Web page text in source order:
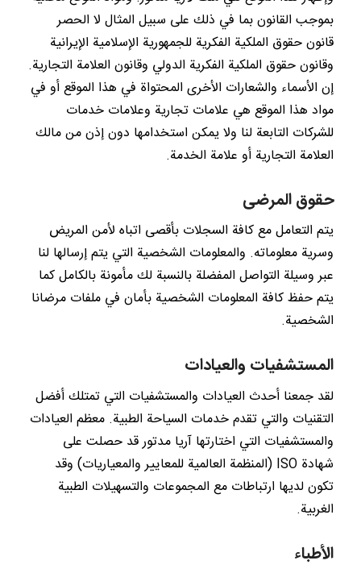
بموجب القانون بما في ذلك على سبيل المثال لا الحصر
قانون حقوق الملكية الفكرية للجمهورية الإسلامية الإيرانية
وقانون حقوق الملكية الفكرية الدولي وقانون العلامة التجارية.
إن الأسماء والشعارات الأخرى المحتواة في هذا الموقع أو في
مواد هذا الموقع هي علامات تجارية وعلامات خدمات
للشركات التابعة لنا ولا يمكن استخدامها دون إذن من مالك
العلامة التجارية أو علامة الخدمة.
حقوق المرضى
يتم التعامل مع كافة السجلات بأقصى اتباه لأمن المريض
وسرية معلوماته. والمعلومات الشخصية التي يتم إرسالها لنا
عبر وسيلة التواصل المفضلة بالنسبة لك مأمونة بالكامل كما
يتم حفظ كافة المعلومات الشخصية بأمان في ملفات مرضانا
الشخصية.
المستشفيات والعيادات
لقد جمعنا أحدث العيادات والمستشفيات التي تمتلك أفضل
التقنيات والتي تقدم خدمات السياحة الطبية. معظم العيادات
والمستشفيات التي اختارتها آريا مدتور قد حصلت على
شهادة ISO (المنظمة العالمية للمعايير والمعياريات) وقد
تكون لديها ارتباطات مع المجموعات والتسهيلات الطبية
الغربية.
الأطباء